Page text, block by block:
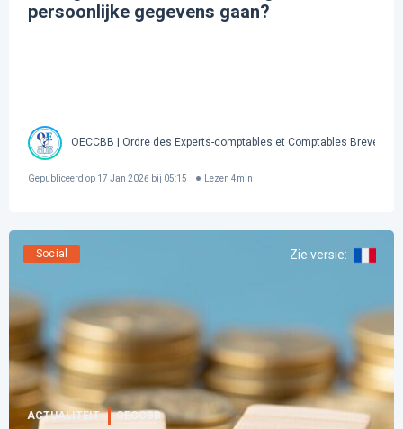
persoonlijke gegevens gaan?
OECCBB | Ordre des Experts-comptables et Comptables Brevetés
Gepubliceerd op 17 Jan 2026 bij 05:15 Lezen 4min
Social Zie versie:
ACTUALITEIT OECCBB